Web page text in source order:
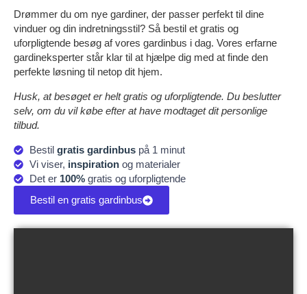
Drømmer du om nye gardiner, der passer perfekt til dine
vinduer og din indretningsstil? Så bestil et gratis og
uforpligtende besøg af vores gardinbus i dag. Vores erfarne
gardineksperter står klar til at hjælpe dig med at finde den
perfekte løsning til netop dit hjem.
Husk, at besøget er helt gratis og uforpligtende. Du beslutter
selv, om du vil købe efter at have modtaget dit personlige
tilbud.
Bestil gratis gardinbuspå 1 minut
Vi viser, inspirationog materialer
Det er 100%gratis og uforpligtende
Bestil en gratis gardinbus